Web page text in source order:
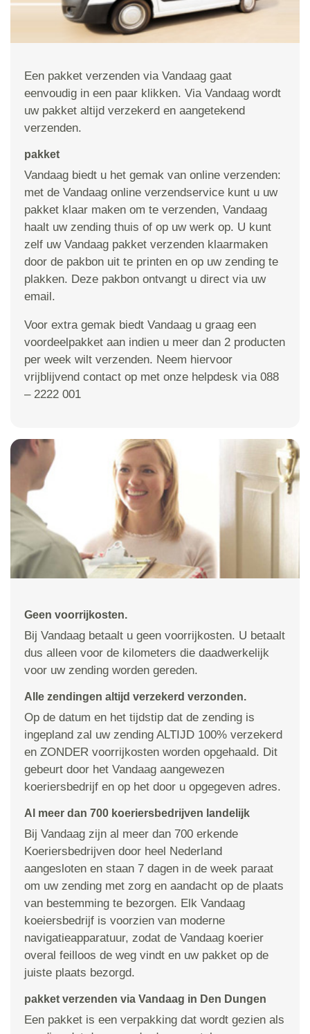
Een pakket verzenden via Vandaag gaat
eenvoudig in een paar klikken. Via Vandaag wordt
uw pakket altijd verzekerd en aangetekend
verzenden.
pakket
Vandaag biedt u het gemak van online verzenden:
met de Vandaag online verzendservice kunt u uw
pakket klaar maken om te verzenden, Vandaag
haalt uw zending thuis of op uw werk op. U kunt
zelf uw Vandaag pakket verzenden klaarmaken
door de pakbon uit te printen en op uw zending te
plakken. Deze pakbon ontvangt u direct via uw
email.
Voor extra gemak biedt Vandaag u graag een
voordeelpakket aan indien u meer dan 2 producten
per week wilt verzenden. Neem hiervoor
vrijblijvend contact op met onze helpdesk via 088
– 2222 001
Geen voorrijkosten.
Bij Vandaag betaalt u geen voorrijkosten. U betaalt
dus alleen voor de kilometers die daadwerkelijk
voor uw zending worden gereden.
Alle zendingen altijd verzekerd verzonden.
Op de datum en het tijdstip dat de zending is
ingepland zal uw zending ALTIJD 100% verzekerd
en ZONDER voorrijkosten worden opgehaald. Dit
gebeurt door het Vandaag aangewezen
koeriersbedrijf en op het door u opgegeven adres.
Al meer dan 700 koeriersbedrijven landelijk
Bij Vandaag zijn al meer dan 700 erkende
Koeriersbedrijven door heel Nederland
aangesloten en staan 7 dagen in de week paraat
om uw zending met zorg en aandacht op de plaats
van bestemming te bezorgen. Elk Vandaag
koeiersbedrijf is voorzien van moderne
navigatieapparatuur, zodat de Vandaag koerier
overal feilloos de weg vindt en uw pakket op de
juiste plaats bezorgd.
pakket verzenden via Vandaag in Den Dungen
Een pakket is een verpakking dat wordt gezien als